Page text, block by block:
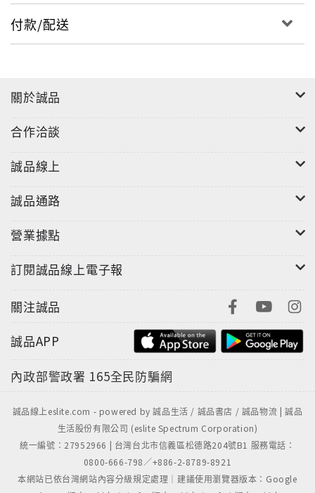
每一個步驟都可以直接計算，不是以過去發生的線型解
釋其應該採取的行為，不看圖說故事。將被動的學習，
化為主要的競爭工具，當下就可以決定買賣股票的重要
付款/配送
關於誠品
合作洽談
誠品線上
誠品通路
營業據點
訂閱誠品線上電子報
關注誠品
誠品APP
內政部警政署 165全民防騙網
誠品線上eslite.com - powered by 誠品生活 / 誠品書店 / 誠品物流 | 誠品
生活股份有限公司 (eslite Spectrum Corporation)
統一編號：27952966 | 台灣台北市信義區松德路204號B1 服務電話：
0800-666-798／+886-2-8789-8921
本網站已依台灣網站內容分級規定處理｜建議使用瀏覽器版本：Google